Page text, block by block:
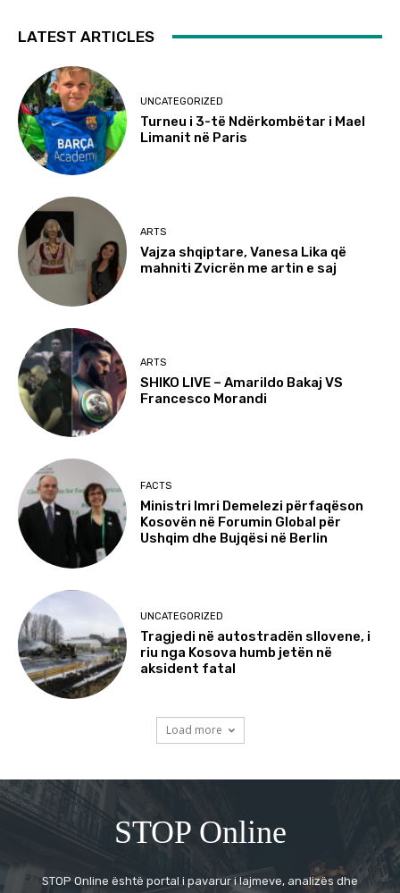
LATEST ARTICLES
UNCATEGORIZED
Turneu i 3-të Ndërkombëtar i Mael
Limanit në Paris
ARTS
Vajza shqiptare, Vanesa Lika që
mahniti Zvicrën me artin e saj
ARTS
SHIKO LIVE – Amarildo Bakaj VS
Francesco Morandi
FACTS
Ministri Imri Demelezi përfaqëson
Kosovën në Forumin Global për
Ushqim dhe Bujqësi në Berlin
UNCATEGORIZED
Tragjedi në autostradën sllovene, i
riu nga Kosova humb jetën në
aksident fatal
Load more
STOP Online
STOP Online është portal i pavarur i lajmeve, analizës dhe